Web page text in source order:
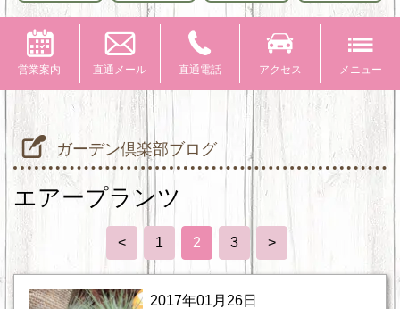
営業案内 直通メール 直通電話 アクセス メニュー
ガーデン倶楽部ブログ
エアープランツ
< 1 2 3 >
2017年01月26日